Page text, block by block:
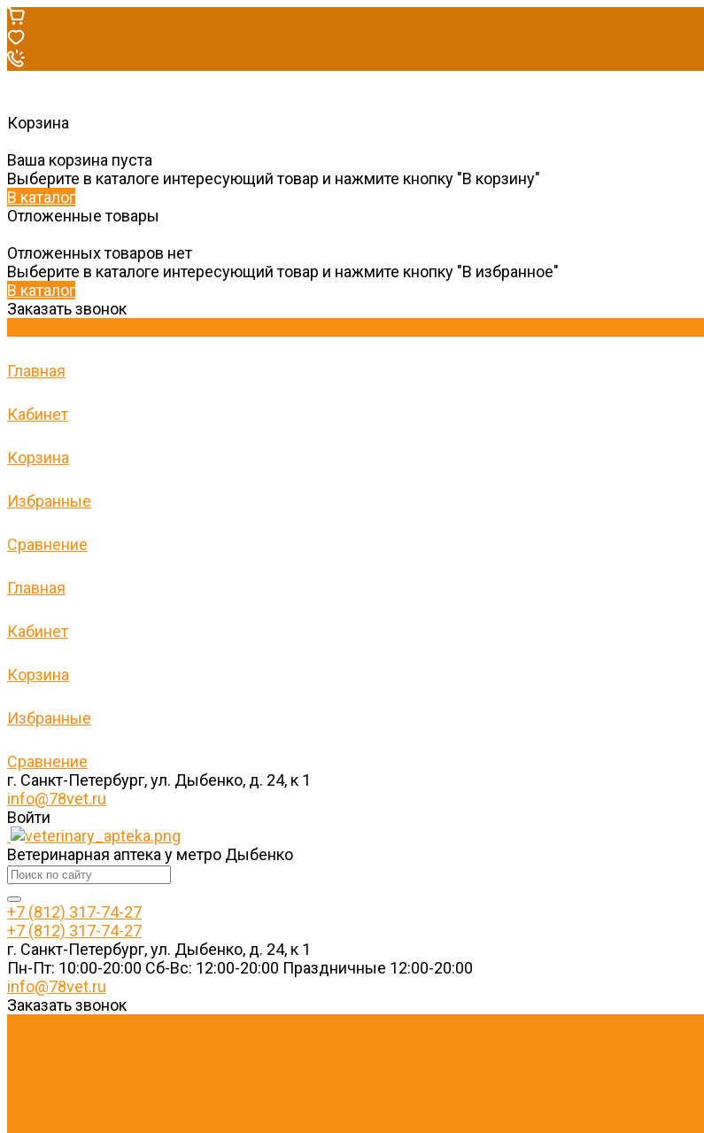
Корзина
Ваша корзина пуста
Выберите в каталоге интересующий товар и нажмите кнопку "В корзину"
В каталог
Отложенные товары
Отложенных товаров нет
Выберите в каталоге интересующий товар и нажмите кнопку "В избранное"
В каталог
Заказать звонок
Главная
Кабинет
Корзина
Избранные
Сравнение
Главная
Кабинет
Корзина
Избранные
Сравнение
г. Санкт-Петербург, ул. Дыбенко, д. 24, к 1
info@78vet.ru
Войти
Ветеринарная аптека у метро Дыбенко
+7 (812) 317-74-27
+7 (812) 317-74-27
г. Санкт-Петербург, ул. Дыбенко, д. 24, к 1
Пн-Пт: 10:00-20:00 Cб-Вс: 12:00-20:00 Праздничные 12:00-20:00
info@78vet.ru
Заказать звонок